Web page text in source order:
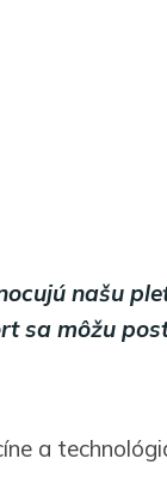
našu
sa môžu
a